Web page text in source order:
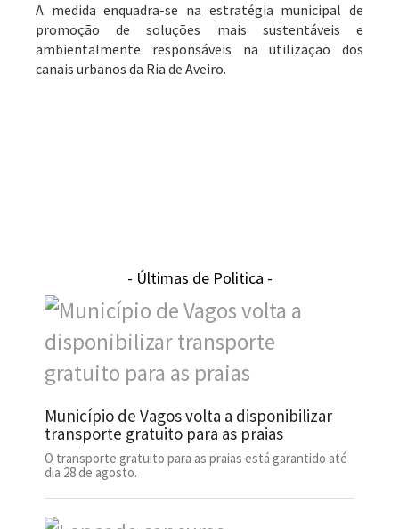
A medida enquadra-se na estratégia municipal de
promoção de soluções mais sustentáveis e
ambientalmente responsáveis na utilização dos
canais urbanos da Ria de Aveiro.
- Últimas de Politica -
Município de Vagos volta a disponibilizar
transporte gratuito para as praias
O transporte gratuito para as praias está garantido até
dia 28 de agosto.